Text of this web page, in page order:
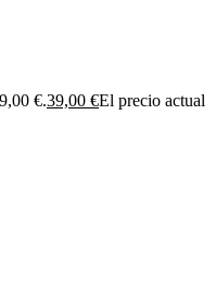
€.39,00 €El precio actual